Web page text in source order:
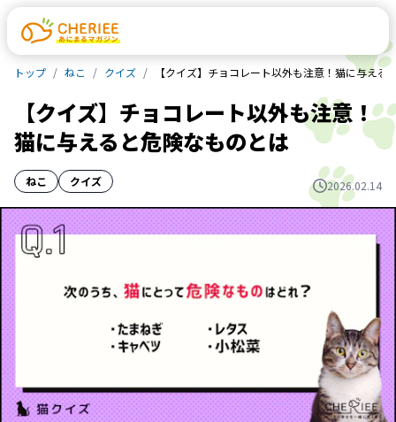
トップ ねこ クイズ 【クイズ】チョコレート以外も注意！猫に与える
【クイズ】チョコレート以外も注意！
猫に与えると危険なものとは
ねこ クイズ 2026.02.14